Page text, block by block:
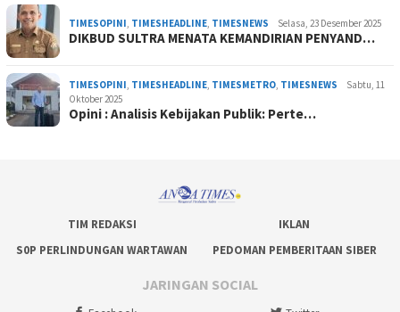
TIMESOPINI, TIMESHEADLINE, TIMESNEWS Selasa, 23 Desember 2025
DIKBUD SULTRA MENATA KEMANDIRIAN PENYAND…
TIMESOPINI, TIMESHEADLINE, TIMESMETRO, TIMESNEWS
Sabtu, 11
Oktober 2025
Opini : Analisis Kebijakan Publik: Perte…
TIM REDAKSI
IKLAN
S0P PERLINDUNGAN WARTAWAN
PEDOMAN PEMBERITAAN SIBER
JARINGAN SOCIAL